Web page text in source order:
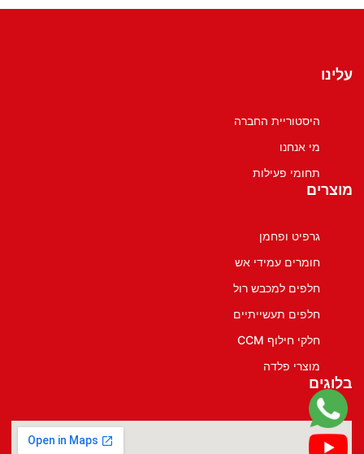
עלינו
היסטוריית החברה
מי אנחנו
תחומי פעילות
מוצרים
גרפיט ופחמן
חומרים עמידי אש
חלפים למכבש רול
חלפים תעשייתיים
חלקי חילוף CCM
מוצרי פלדה
בלוגים